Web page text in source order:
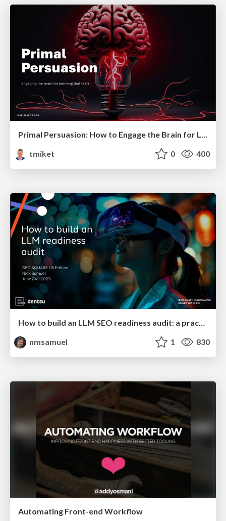
Primal Persuasion: How to Engage the Brain for Learning That Lasts
tmiket
0 400
How to build an LLM SEO readiness audit: a practical framework
nmsamuel
1 830
Automating Front-end Workflow